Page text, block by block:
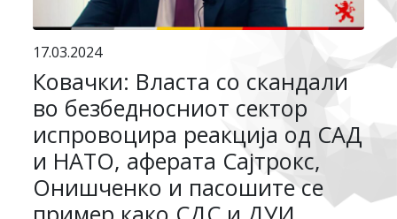
17.03.2024
Ковачки: Власта со скандали
во безбедносниот сектор
испровоцира реакција од САД
и НАТО, аферата Сајтрокс,
Онишченко и пасошите се